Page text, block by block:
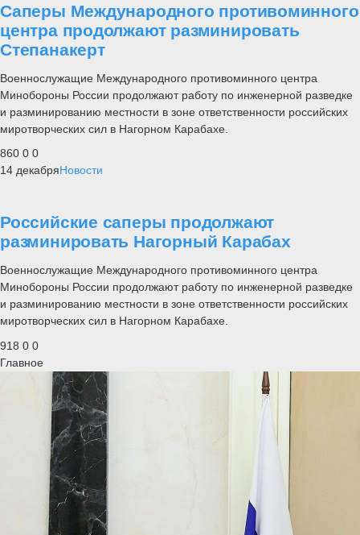
Саперы Международного противоминного
центра продолжают разминировать
Степанакерт
Военнослужащие Международного противоминного центра
Минобороны России продолжают работу по инженерной разведке
и разминированию местности в зоне ответственности российских
миротворческих сил в Нагорном Карабахе.
860 0 0
14 декабряНовости
Российские саперы продолжают
разминировать Нагорный Карабах
Военнослужащие Международного противоминного центра
Минобороны России продолжают работу по инженерной разведке
и разминированию местности в зоне ответственности российских
миротворческих сил в Нагорном Карабахе.
918 0 0
Главное